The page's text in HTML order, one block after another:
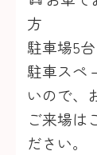
方
駐車場5台
駐車スペ
いので、
ご来場は
ださい。